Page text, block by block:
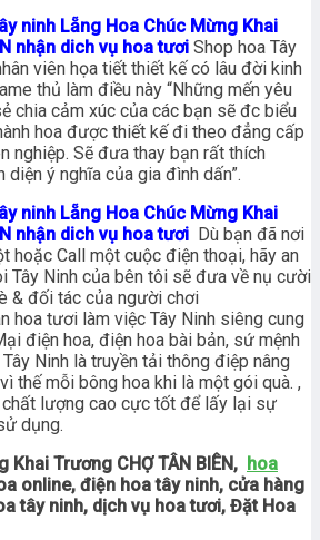
ninh Lẵng Hoa Chúc Mừng Khai
nhận dich vụ hoa tươi Shop hoa Tây
viên họa tiết thiết kế có lâu đời kinh
thủ làm điều này “Những mến yêu
chia cảm xúc của các bạn sẽ đc biểu
hoa được thiết kế đi theo đẳng cấp
nghiệp. Sẽ đưa thay bạn rất thích
diện ý nghĩa của gia đình dấn”.
ninh Lẵng Hoa Chúc Mừng Khai
nhận dich vụ hoa tươi Dù bạn đã nơi
hoặc Call một cuộc điện thoại, hãy an
Tây Ninh của bên tôi sẽ đưa về nụ cười
& đối tác của người chơi
hoa tươi làm việc Tây Ninh siêng cung
điện hoa, điện hoa bài bản, sứ mệnh
Ninh là truyền tải thông điệp nâng
thế mỗi bông hoa khi là một gói quà. ,
lượng cao cực tốt để lấy lại sự
dụng.
Khai Trương CHỢ TÂN BIÊN, hoa
online, điện hoa tây ninh, cửa hàng
tây ninh, dịch vụ hoa tươi, Đặt Hoa